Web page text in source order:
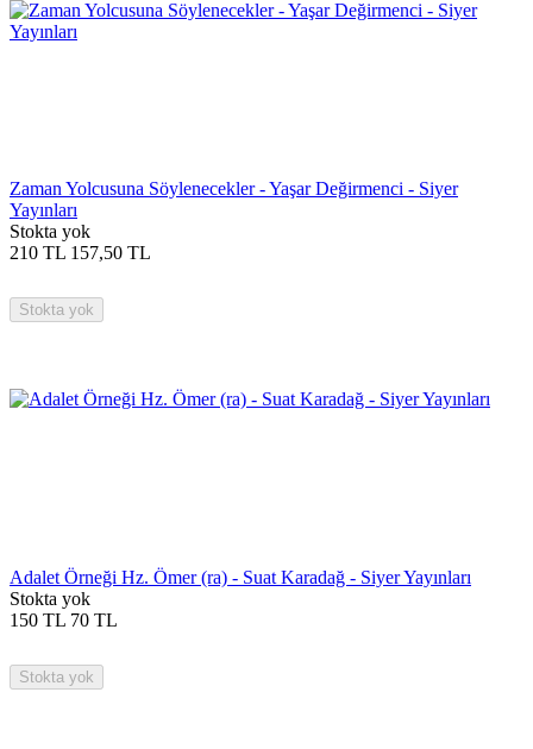
Zaman Yolcusuna Söylenecekler - Yaşar Değirmenci - Siyer
Yayınları
Stokta yok
210 TL 157,50 TL
Stokta yok
Adalet Örneği Hz. Ömer (ra) - Suat Karadağ - Siyer Yayınları
Stokta yok
150 TL 70 TL
Stokta yok